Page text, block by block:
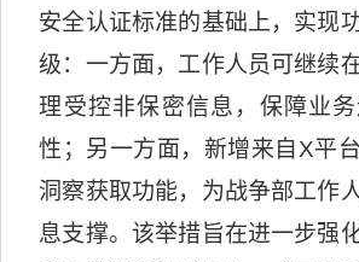
安全认证标准的基础上，实现
级：一方面，工作人员可继续
理受控非保密信息，保障业
性；另一方面，新增来自 X平
洞察获取功能，为战争部工作
息支撑。该举措旨在进一步强